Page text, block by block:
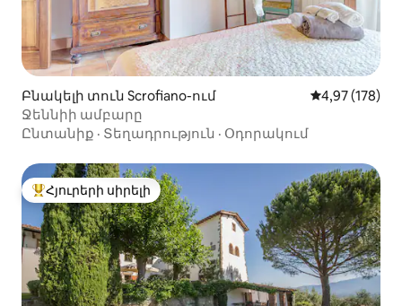
Բնակելի տուն Scrofiano-ում Միջին
4,97 (178)
Ջեննիի ամբարը
Ընտանիք · Տեղադրություն · Օդորակում
Հյուրերի սիրելի լավագույն տները
Հյուրերի սիրելի